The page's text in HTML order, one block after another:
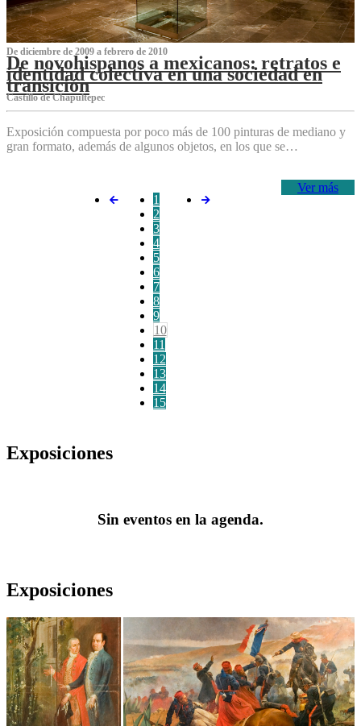
De diciembre de 2009 a febrero de 2010
De novohispanos a mexicanos: retratos e
identidad colectiva en una sociedad en
transición
Castillo de Chapultepec
Exposición compuesta por poco más de 100 pinturas de mediano y
gran formato, además de algunos objetos, en los que se…
Ver más
1
2
3
4
5
6
7
8
9
10
11
12
13
14
15
Exposiciones
Sin eventos en la agenda.
Exposiciones